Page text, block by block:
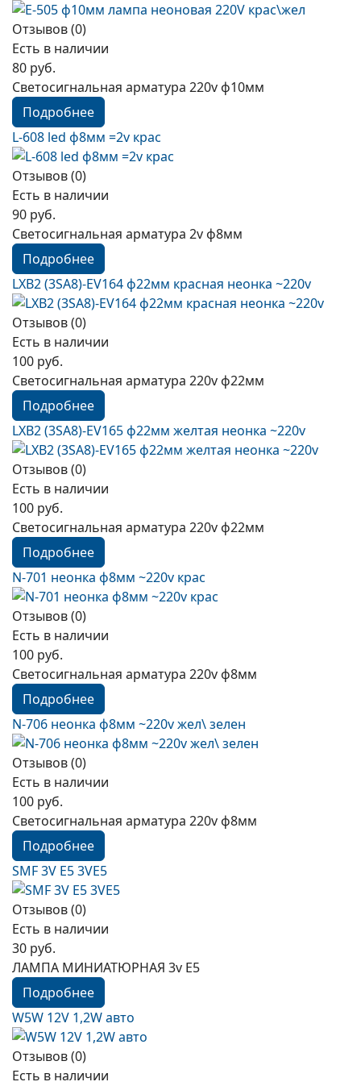
Отзывов (0)
Есть в наличии
80 руб.
Светосигнальная арматура 220v ф10мм
Подробнее
L-608 led ф8мм =2v крас
Отзывов (0)
Есть в наличии
90 руб.
Светосигнальная арматура 2v ф8мм
Подробнее
LXB2 (3SA8)-EV164 ф22мм красная неонка ~220v
Отзывов (0)
Есть в наличии
100 руб.
Светосигнальная арматура 220v ф22мм
Подробнее
LXB2 (3SA8)-EV165 ф22мм желтая неонка ~220v
Отзывов (0)
Есть в наличии
100 руб.
Светосигнальная арматура 220v ф22мм
Подробнее
N-701 неонка ф8мм ~220v крас
Отзывов (0)
Есть в наличии
100 руб.
Светосигнальная арматура 220v ф8мм
Подробнее
N-706 неонка ф8мм ~220v жел\ зелен
Отзывов (0)
Есть в наличии
100 руб.
Светосигнальная арматура 220v ф8мм
Подробнее
SMF 3V E5 3VE5
Отзывов (0)
Есть в наличии
30 руб.
ЛАМПА МИНИАТЮРНАЯ 3v E5
Подробнее
W5W 12V 1,2W авто
Отзывов (0)
Есть в наличии